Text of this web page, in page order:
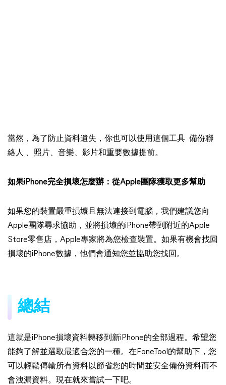
當然，為了防止資料遺失，你也可以使用這個工具 備份聯
絡人 、照片、音樂、影片和重要數據提前。
如果iPhone完全損壞怎麼辦：從Apple團隊獲取更多幫助
如果您的裝置嚴重損壞且無法連接到電腦，我們建議您向
Apple團隊尋求協助，並將損壞的iPhone帶到附近的Apple
Store零售店，Apple專家將為您檢查裝置。如果有機會找回
損壞的iPhone數據，他們會通知您並協助您找回。
總結
這就是iPhone損壞資料轉移到新iPhone的全部過程。希望您
能夠了解並選取最適合您的一種。在FoneTool的幫助下，您
可以輕鬆傳輸所有資料以節省您的時間並安全備份資料而不
會洩漏資料。現在就來嘗試一下吧。